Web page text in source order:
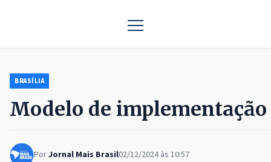
BRASÍLIA
Modelo de
PorJornal Mais Brasil02/12/2024 às 10:57